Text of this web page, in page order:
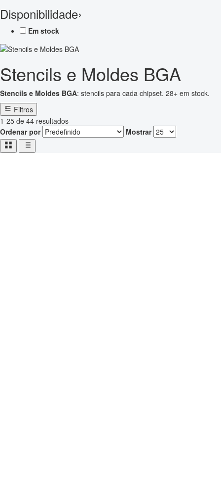
Disponibilidade›
Em stock
Stencils e Moldes BGA
Stencils e Moldes BGA: stencils para cada chipset. 28+ em stock.
Filtros
1-25 de 44 resultados
Ordenar por
Mostrar